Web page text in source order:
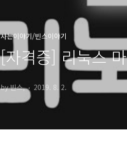
사는이야기/빈스이야기
[자격증] 리눅스
by 빈스, 2019. 8. 2.